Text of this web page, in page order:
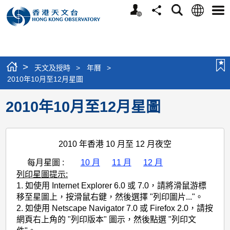
個
分
搜
語
選
> 天文及授時 > 年曆
>
2010年10月至12月星圖
2010年10月至12月星圖
2010 年香港 10 月至 12 月夜空
每月星圖 : 10 月 11 月
12 月
列印星圖提示:
1. 如使用 Internet Explorer 6.0 或 7.0，請將滑鼠游標
移至星圖上，按滑鼠右鍵，然後選擇 "列印圖片..."。
2. 如使用 Netscape Navigator 7.0 或 Firefox 2.0，請按
網頁右上角的 "列印版本" 圖示，然後點選 "列印文